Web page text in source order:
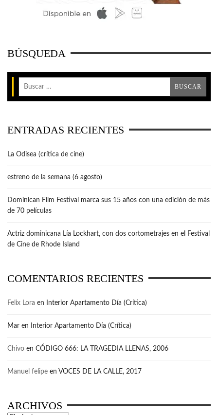
BÚSQUEDA
ENTRADAS RECIENTES
La Odisea (crítica de cine)
estreno de la semana (6 agosto)
Dominican Film Festival marca sus 15 años con una edición de más
de 70 películas
Actriz dominicana Lía Lockhart, con dos cortometrajes en el Festival
de Cine de Rhode Island
COMENTARIOS RECIENTES
Felix Lora en Interior Apartamento Día (Crítica)
Mar en Interior Apartamento Día (Crítica)
Chivo en CÓDIGO 666: LA TRAGEDIA LLENAS, 2006
Manuel felipe en VOCES DE LA CALLE, 2017
ARCHIVOS